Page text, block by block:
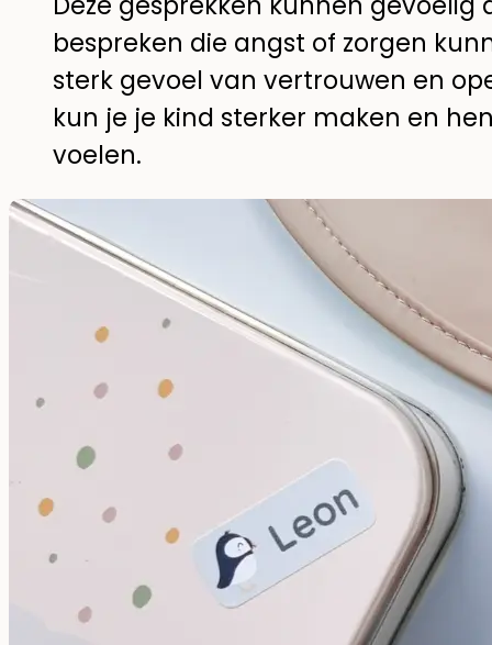
bespreken die angst of zorgen
sterk gevoel van vertrouwen en
kun je je kind sterker maken en
voelen.